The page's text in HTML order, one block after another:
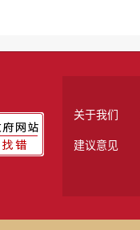
关于我们
建议意见